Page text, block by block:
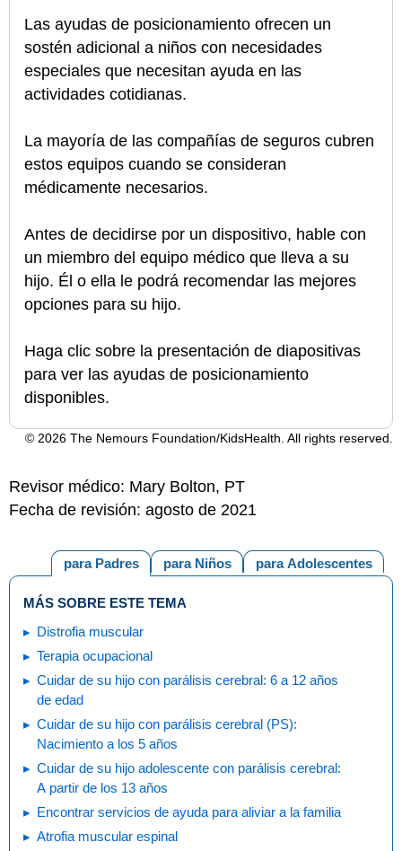
Las ayudas de posicionamiento ofrecen un
sostén adicional a niños con necesidades
especiales que necesitan ayuda en las
actividades cotidianas.
La mayoría de las compañías de seguros cubren
estos equipos cuando se consideran
médicamente necesarios.
Antes de decidirse por un dispositivo, hable con
un miembro del equipo médico que lleva a su
hijo. Él o ella le podrá recomendar las mejores
opciones para su hijo.
Haga clic sobre la presentación de diapositivas
para ver las ayudas de posicionamiento
disponibles.
© 2026 The Nemours Foundation/KidsHealth. All rights reserved.
Revisor médico: Mary Bolton, PT
Fecha de revisión: agosto de 2021
para Adolescentes
para Niños
para Padres
MÁS SOBRE ESTE TEMA
Distrofia muscular
Terapia ocupacional
Cuidar de su hijo con parálisis cerebral: 6 a 12 años
de edad
Cuidar de su hijo con parálisis cerebral (PS):
Nacimiento a los 5 años
Cuidar de su hijo adolescente con parálisis cerebral:
A partir de los 13 años
Encontrar servicios de ayuda para aliviar a la familia
Atrofia muscular espinal